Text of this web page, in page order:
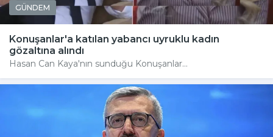
GÜNDEM
Konuşanlar'a katılan yabancı uyruklu kadın
gözaltına alındı
Hasan Can Kaya'nın sunduğu Konuşanlar...